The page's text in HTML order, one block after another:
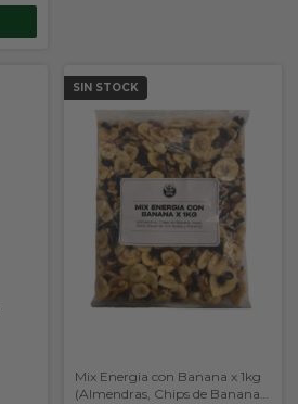
SIN STOCK
Mix Energia con Banana x 1kg
(Almendras, Chips de Banana,